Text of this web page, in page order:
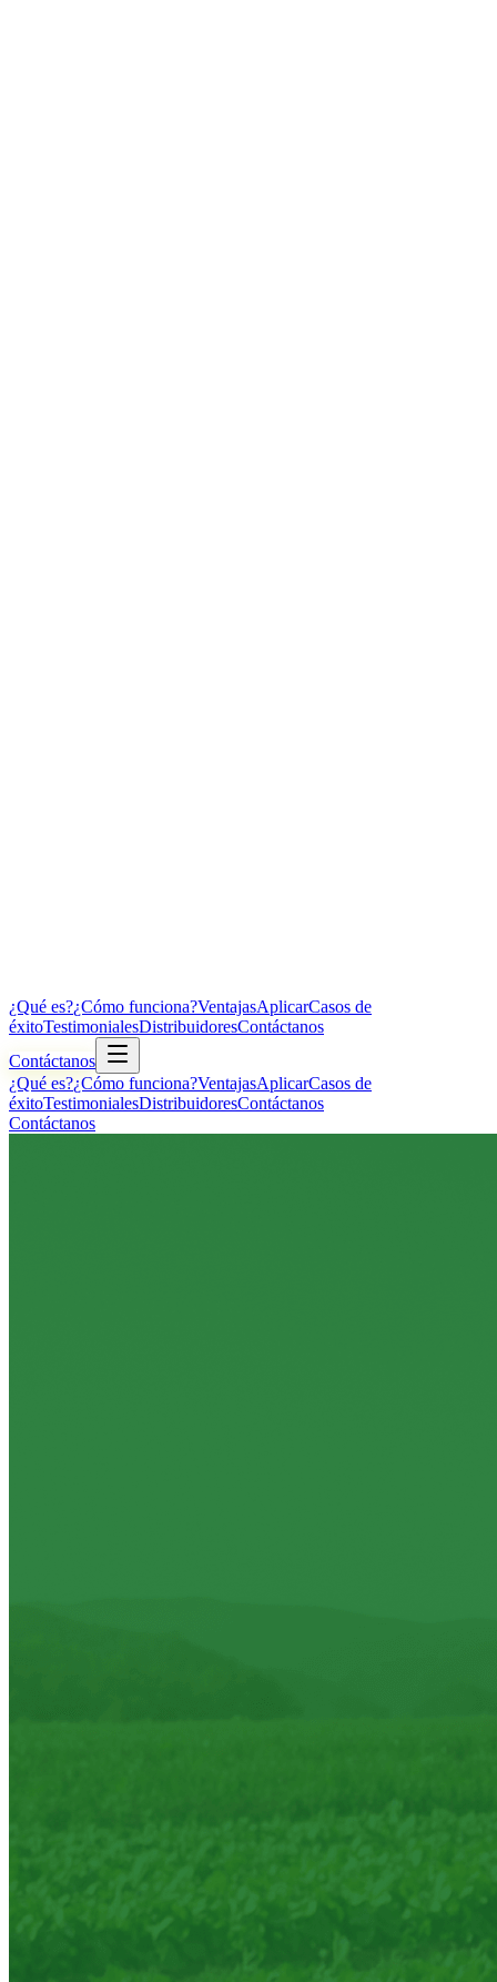
¿Qué es?¿Cómo funciona?VentajasAplicarCasos de
éxitoTestimonialesDistribuidoresContáctanos
Contáctanos
¿Qué es?¿Cómo funciona?VentajasAplicarCasos de
éxitoTestimonialesDistribuidoresContáctanos
Contáctanos